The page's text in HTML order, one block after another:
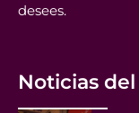
desees.
Noticias